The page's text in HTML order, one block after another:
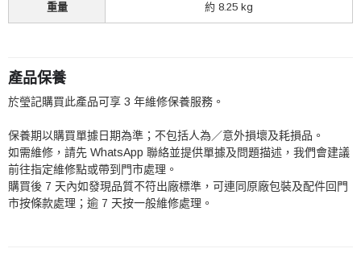
重量 約 8.25 kg
產品保養
於瑩記購買此產品可享 3 年維修保養服務。
保養期以購買單據日期為準；不包括人為／意外損壞及耗損品。
如需維修，請先 WhatsApp 聯絡並提供單據及問題描述，我們會建議
前往指定維修點或帶到門市處理。
購買後 7 天內如發現品質不符出廠標準，可連同原廠包裝及配件回門
市按條款處理；逾 7 天按一般維修處理。